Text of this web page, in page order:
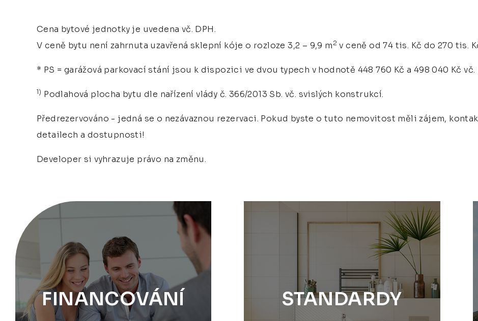
Cena bytové jednotky je uvedena vč. DPH.
V ceně bytu není zahrnuta uzavřená sklepní kóje o rozloze 3,2 – 9,9 m 2 v ceně od 74 tis. Kč do 270 tis.
* PS = garážová parkovací stání jsou k dispozici ve dvou typech v hodnotě 448 760 Kč a 498 040 Kč
1) Podlahová plocha bytu dle nařízení vlády č. 366/2013 Sb. vč. svislých konstrukcí.
Předrezervováno - jedná se o nezávaznou rezervaci. Pokud byste o tuto nemovitost měli zájem,
detailech a dostupnosti!
Developer si vyhrazuje právo na změnu.
FINANCOVÁNÍ STANDARDY